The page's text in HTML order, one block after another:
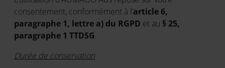
consentement, conformément à l’article 6,
paragraphe 1, lettre a) du RGPD et au § 25,
paragraphe 1 TTDSG.
Durée de conservation